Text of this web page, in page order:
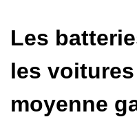
Les
les
moyenne